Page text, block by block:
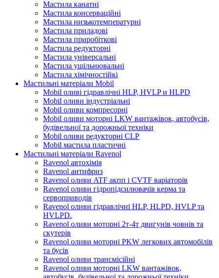
Мастила канатні
Мастила консерваційні
Мастила низькотемпературні
Мастила приладові
Мастила приробіткові
Мастила редукторні
Мастила універсальні
Мастила ущільнювальні
Мастила хімічностійкі
Мастильні матеріали Mobil
Mobil оливі гідравлічні HLP, HVLP и HLPD
Mobil оливи індустріальні
Mobil оливи компресорні
Mobil оливи моторні LKW вантажівок, автобусів,
будівельної та дорожньої техніки
Mobil оливи редукторні CLP
Mobil мастила пластичні
Мастильні матеріали Ravenol
Ravenol автохімія
Ravenol антифриз
Ravenol оливи ATF акпп і CVTF варіаторів
Ravenol оливи гідропідсилювачів керма та
сервоприводів
Ravenol оливи гідравлічні HLP, HLPD, HVLP та
HVLPD.
Ravenol оливи моторні 2т-4т двигунів човнів та
скутерів
Ravenol оливи моторні PKW легкових автомобілів
та бусів
Ravenol оливи трансмісійні
Ravenol оливи моторні LKW вантажівок,